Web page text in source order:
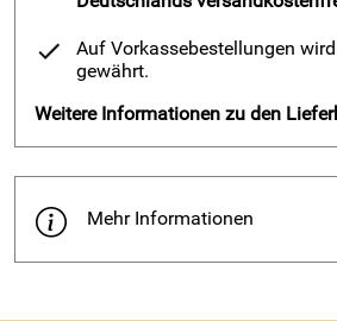
Auf Vorkassebestellungen
gewährt.
Weitere Informationen zu den
Mehr Informationen